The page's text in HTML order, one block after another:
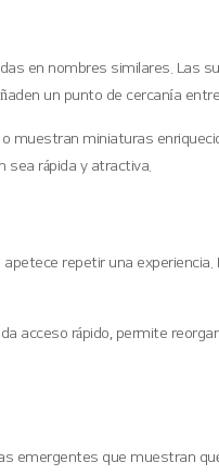
en nombres similares. Las
un punto de cercanía
muestran miniaturas
sea rápida y atractiva.
repetir una
acceso rápido, permite
emergentes que muestran